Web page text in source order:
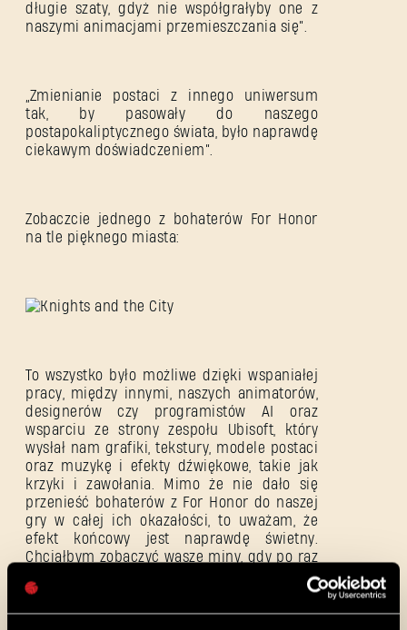
długie szaty, gdyż nie współgrałyby one z
naszymi animacjami przemieszczania się”.
„Zmienianie postaci z innego uniwersum
tak, by pasowały do naszego
postapokaliptycznego świata, było naprawdę
ciekawym doświadczeniem”.
Zobaczcie jednego z bohaterów For Honor
na tle pięknego miasta:
To wszystko było możliwe dzięki wspaniałej
pracy, między innymi, naszych animatorów,
designerów czy programistów AI oraz
wsparciu ze strony zespołu Ubisoft, który
wysłał nam grafiki, tekstury, modele postaci
oraz muzykę i efekty dźwiękowe, takie jak
krzyki i zawołania. Mimo że nie dało się
przenieść bohaterów z For Honor do naszej
gry w całej ich okazałości, to uważam, że
efekt końcowy jest naprawdę świetny.
Chciałbym zobaczyć wasze miny, gdy po raz
pierwszy staniecie do pojedynku ze
Strażnikiem!
Adres e-mail
Hasło